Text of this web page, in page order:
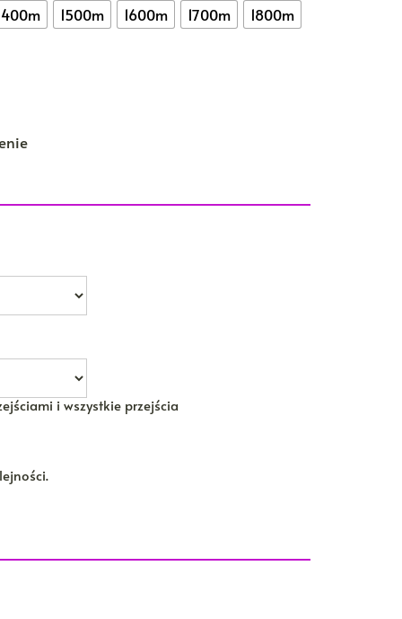
1500m 1600m 1700m 1800m
i wszystkie przejścia